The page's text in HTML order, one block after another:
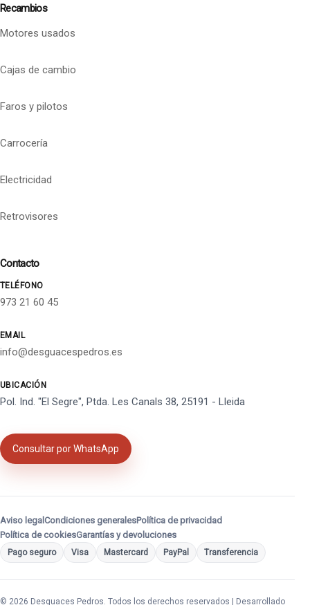
Recambios
Motores usados
Cajas de cambio
Faros y pilotos
Carrocería
Electricidad
Retrovisores
Contacto
TELÉFONO
973 21 60 45
EMAIL
info@desguacespedros.es
UBICACIÓN
Pol. Ind. "El Segre", Ptda. Les Canals 38, 25191 - Lleida
Consultar por WhatsApp
Aviso legal Condiciones generalesPolítica de privacidad
Política de cookiesGarantías y devoluciones
Pago seguro Visa Mastercard PayPal Transferencia
© 2026 Desguaces Pedros. Todos los derechos reservados | Desarrollado